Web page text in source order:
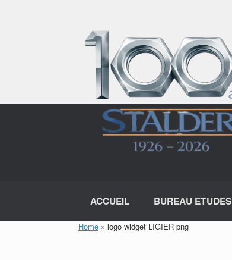
ACCUEIL BUREAU ETUDES
Home » logo widget LIGIER png